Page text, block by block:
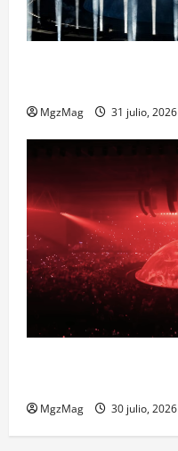
MgzMag 31 julio, 2026
MgzMag 30 julio, 2026